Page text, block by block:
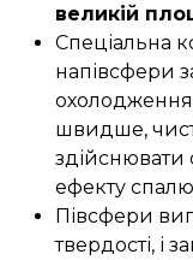
великій
Спеціальна
напівсфери
охолодження
швидше,
здійснювати
ефекту
Півсфери
твердості, і